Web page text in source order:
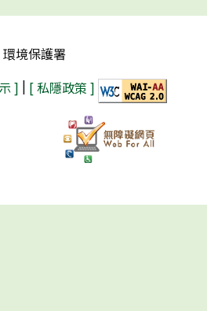
境保護署
] | [ 私隱政策 ]